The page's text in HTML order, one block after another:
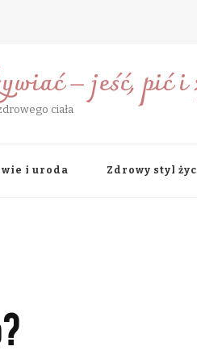
– jeść, pić i
ciała
i uroda Zdrowy styl